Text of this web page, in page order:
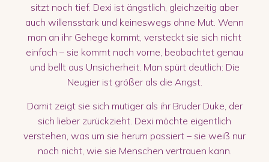
sitzt noch tief. Dexi ist ängstlich, gleichzeitig aber
auch willensstark und keineswegs ohne Mut. Wenn
man an ihr Gehege kommt, versteckt sie sich nicht
einfach – sie kommt nach vorne, beobachtet genau
und bellt aus Unsicherheit. Man spürt deutlich: Die
Neugier ist größer als die Angst.
Damit zeigt sie sich mutiger als ihr Bruder Duke, der
sich lieber zurückzieht. Dexi möchte eigentlich
verstehen, was um sie herum passiert – sie weiß nur
noch nicht, wie sie Menschen vertrauen kann.